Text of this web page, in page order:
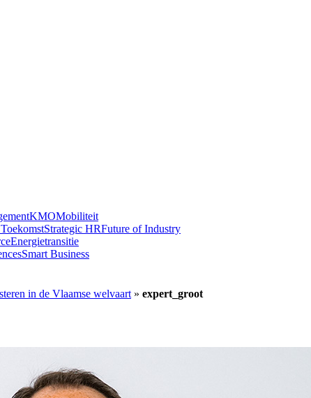
KMOMobiliteit
Strategic HRFuture of Industry
Energietransitie
Smart Business
in de Vlaamse welvaart » expert_groot